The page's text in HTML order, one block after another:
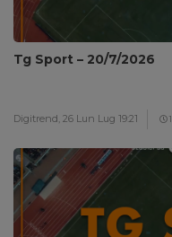
Tg Sport – 20/7/2026
Digitrend, 26 Lun Lug 19:21